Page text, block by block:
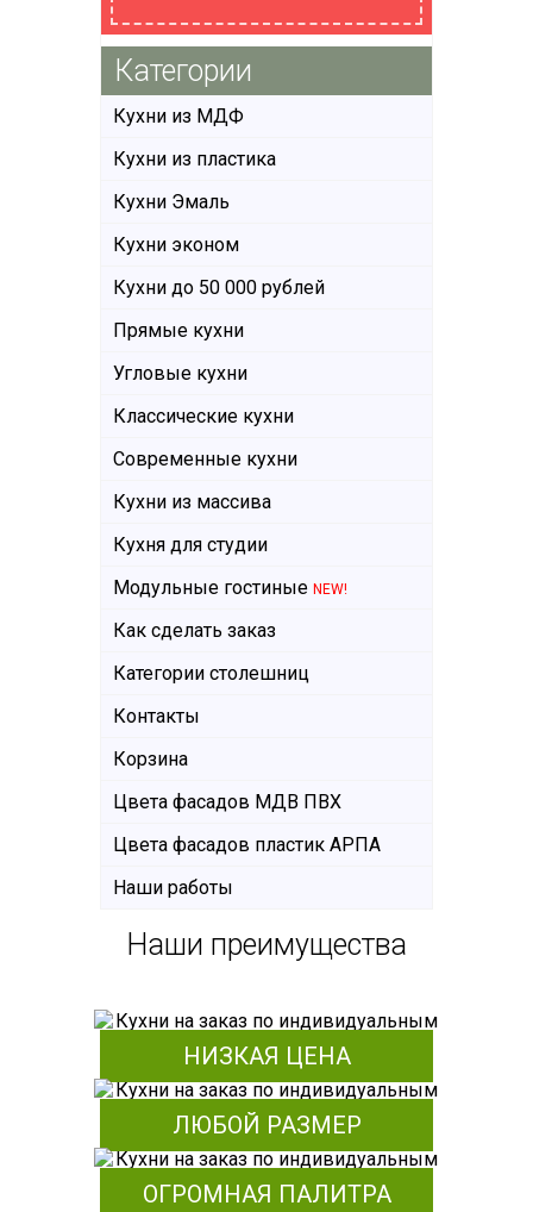
Категории
Кухни из МДФ
Кухни из пластика
Кухни Эмаль
Кухни эконом
Кухни до 50 000 рублей
Прямые кухни
Угловые кухни
Классические кухни
Современные кухни
Кухни из массива
Кухня для студии
Модульные гостиные NEW!
Как сделать заказ
Категории столешниц
Контакты
Корзина
Цвета фасадов МДВ ПВХ
Цвета фасадов пластик АРПА
Наши работы
Наши преимущества
НИЗКАЯ ЦЕНА
ЛЮБОЙ РАЗМЕР
ОГРОМНАЯ ПАЛИТРА